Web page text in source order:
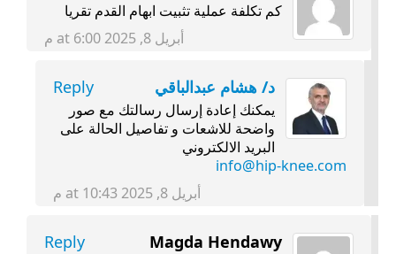
كم تكلفة عملية تثبيت ابهام القدم تقريا
أبريل 8, 2025 at 6:00 م
د/ هشام عبدالباقي Reply
يمكنك إعادة إرسال رسالتك مع صور
واضحة للاشعات و تفاصيل الحالة على
البريد الالكتروني
info@hip-knee.com
أبريل 8, 2025 at 10:43 م
Magda Hendawy
Reply